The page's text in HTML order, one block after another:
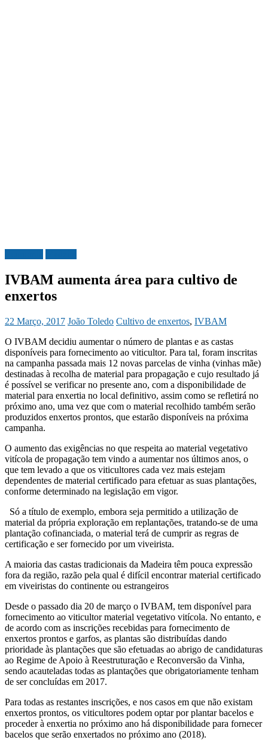
IVBAM aumenta área para cultivo de
enxertos
22 Março, 2017 João Toledo Cultivo de enxertos, IVBAM
O IVBAM decidiu aumentar o número de plantas e as castas
disponíveis para fornecimento ao viticultor. Para tal, foram inscritas
na campanha passada mais 12 novas parcelas de vinha (vinhas mãe)
destinadas à recolha de material para propagação e cujo resultado já
é possível se verificar no presente ano, com a disponibilidade de
material para enxertia no local definitivo, assim como se refletirá no
próximo ano, uma vez que com o material recolhido também serão
produzidos enxertos prontos, que estarão disponíveis na próxima
campanha.
O aumento das exigências no que respeita ao material vegetativo
vitícola de propagação tem vindo a aumentar nos últimos anos, o
que tem levado a que os viticultores cada vez mais estejam
dependentes de material certificado para efetuar as suas plantações,
conforme determinado na legislação em vigor.
Só a título de exemplo, embora seja permitido a utilização de
material da própria exploração em replantações, tratando-se de uma
plantação cofinanciada, o material terá de cumprir as regras de
certificação e ser fornecido por um viveirista.
A maioria das castas tradicionais da Madeira têm pouca expressão
fora da região, razão pela qual é difícil encontrar material certificado
em viveiristas do continente ou estrangeiros
Desde o passado dia 20 de março o IVBAM, tem disponível para
fornecimento ao viticultor material vegetativo vitícola. No entanto, e
de acordo com as inscrições recebidas para fornecimento de
enxertos prontos e garfos, as plantas são distribuídas dando
prioridade às plantações que são efetuadas ao abrigo de candidaturas
ao Regime de Apoio à Reestruturação e Reconversão da Vinha,
sendo acauteladas todas as plantações que obrigatoriamente tenham
de ser concluídas em 2017.
Para todas as restantes inscrições, e nos casos em que não existam
enxertos prontos, os viticultores podem optar por plantar bacelos e
proceder à enxertia no próximo ano há disponibilidade para fornecer
bacelos que serão enxertados no próximo ano (2018).